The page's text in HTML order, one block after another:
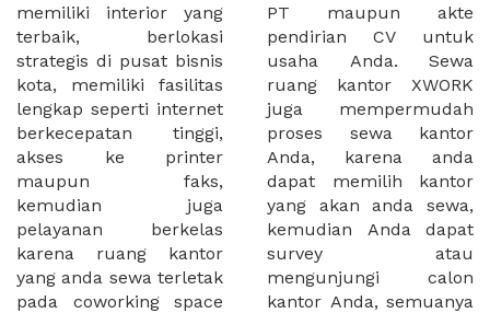
memiliki interior yang
terbaik, berlokasi
strategis di pusat bisnis
kota, memiliki fasilitas
lengkap seperti internet
berkecepatan tinggi,
akses ke printer
maupun faks,
kemudian juga
pelayanan berkelas
karena ruang kantor
yang anda sewa terletak
pada coworking space
PT maupun akte
pendirian CV untuk
usaha Anda. Sewa
ruang kantor XWORK
juga mempermudah
proses sewa kantor
Anda, karena anda
dapat memilih kantor
yang akan anda sewa,
kemudian Anda dapat
survey atau
mengunjungi calon
kantor Anda, semuanya